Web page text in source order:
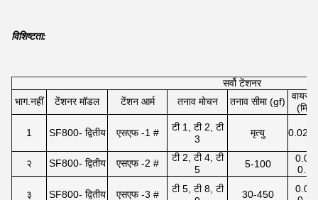
विशिष्टता:
सर्वो टेंशनर
भाग.नहीं
टेंशनर मॉडल टेंशन आर्म तनाव मोचन तनाव सीमा (gf)
वायर
(मिमी)
1 SF800- द्वितीय एसएफ -1 #
टी 1, टी 2, टी
3
मृत्यु 0.02-
२ SF800- द्वितीय एसएफ -2 #
टी 2, टी 4, टी
5
5-100
0.03-
0.15
३ SF800- द्वितीय एसएफ -3 #
टी 5, टी 8, टी
30-450
0.06-